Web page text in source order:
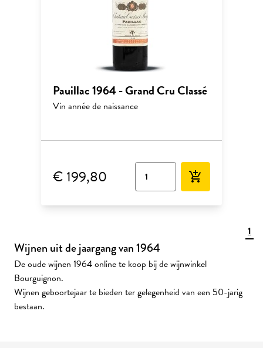
Pauillac 1964 - Grand Cru Classé
Vin année de naissance
€ 199,80 add_shopping_cart
1
Wijnen uit de jaargang van 1964
De oude wijnen 1964 online te koop bij de wijnwinkel
Bourguignon.
Wijnen geboortejaar te bieden ter gelegenheid van een 50-jarig
bestaan.